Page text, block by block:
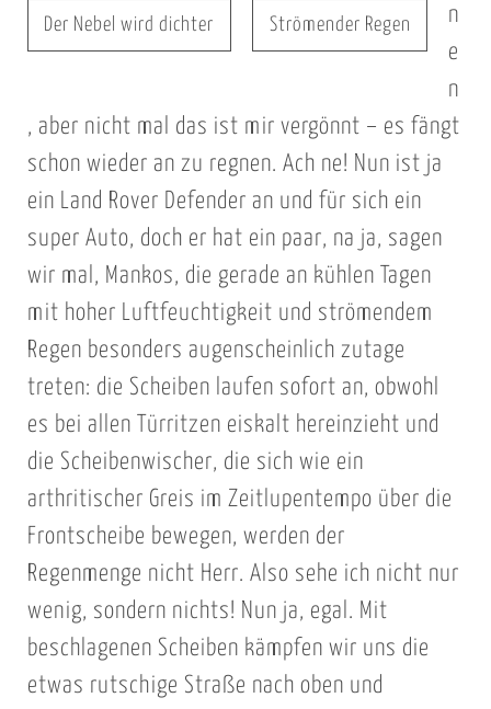
Der Nebel wird dichter Strömender Regen
n
e
n
, aber nicht mal das ist mir vergönnt – es fängt
schon wieder an zu regnen. Ach ne! Nun ist ja
ein Land Rover Defender an und für sich ein
super Auto, doch er hat ein paar, na ja, sagen
wir mal, Mankos, die gerade an kühlen Tagen
mit hoher Luftfeuchtigkeit und strömendem
Regen besonders augenscheinlich zutage
treten: die Scheiben laufen sofort an, obwohl
es bei allen Türritzen eiskalt hereinzieht und
die Scheibenwischer, die sich wie ein
arthritischer Greis im Zeitlupentempo über die
Frontscheibe bewegen, werden der
Regenmenge nicht Herr. Also sehe ich nicht nur
wenig, sondern nichts! Nun ja, egal. Mit
beschlagenen Scheiben kämpfen wir uns die
etwas rutschige Straße nach oben und